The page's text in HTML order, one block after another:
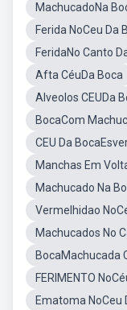
MachucadoNa
Ferida NoCeu Da
FeridaNo Canto
Afta CéuDa Boca
Alveolos CEUDa
BocaCom
CEU Da
Manchas Em
Machucado Na
Vermelhidao
Machucados No
BocaMachucada
FERIMENTO
Ematoma NoCeu